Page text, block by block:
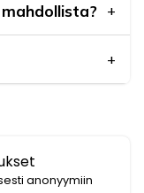
anonyymiin